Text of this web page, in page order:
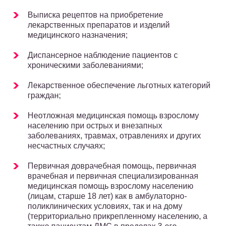
Выписка рецептов на приобретение
лекарственных препаратов и изделий
медицинского назначения;
Диспансерное наблюдение пациентов с
хроническими заболеваниями;
Лекарственное обеспечение льготных категорий
граждан;
Неотложная медицинская помощь взрослому
населению при острых и внезапных
заболеваниях, травмах, отравлениях и других
несчастных случаях;
Первичная доврачебная помощь, первичная
врачебная и первичная специализированная
медицинская помощь взрослому населению
(лицам, старше 18 лет) как в амбулаторно-
поликлинических условиях, так и на дому
(территориально прикрепленному населению, а